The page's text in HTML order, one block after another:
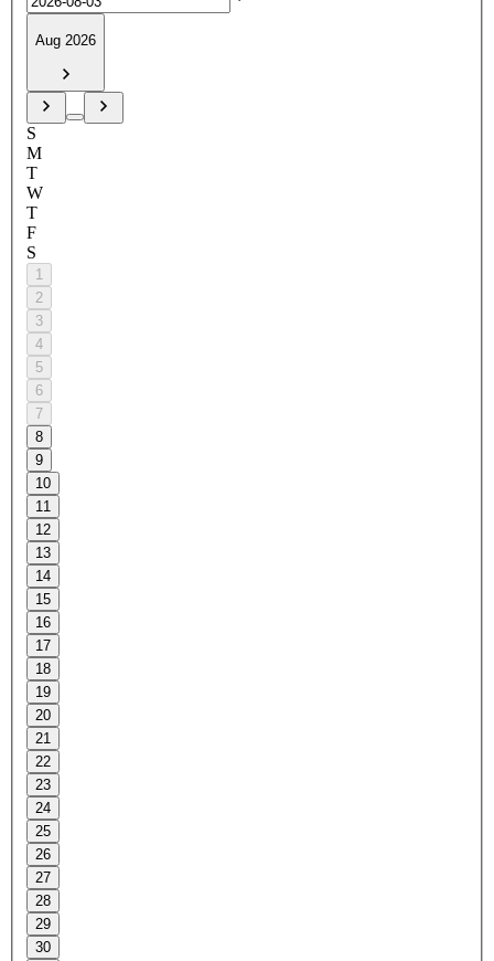
Aug 2026
S
M
T
W
T
F
S
1
2
3
4
5
6
7
8
9
10
11
12
13
14
15
16
17
18
19
20
21
22
23
24
25
26
27
28
29
30